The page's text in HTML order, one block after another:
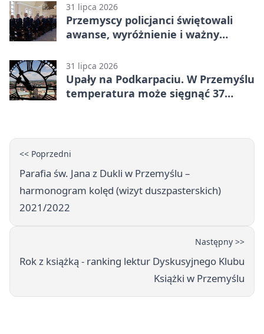
31 lipca 2026
Przemyscy policjanci świętowali
awanse, wyróżnienie i ważny
31 lipca 2026
Upały na Podkarpaciu. W Przemyślu
temperatura może sięgnąć 37
<< Poprzedni
Parafia św. Jana z Dukli w Przemyślu –
harmonogram kolęd (wizyt duszpasterskich)
2021/2022
Następny >>
Rok z książką - ranking lektur Dyskusyjnego Klubu
Książki w Przemyślu